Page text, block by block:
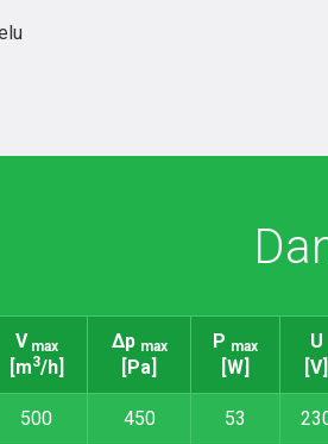
V max
[m3/h]
Δp max
[Pa]
P max
[W]
U
[V]
500 450 53